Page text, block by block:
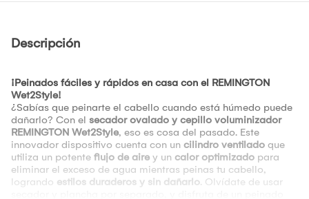
Descripción
¡Peinados fáciles y rápidos en casa con el REMINGTON
Wet2Style!
¿Sabías que peinarte el cabello cuando está húmedo puede
dañarlo? Con el secador ovalado y cepillo voluminizador
REMINGTON Wet2Style, eso es cosa del pasado. Este
innovador dispositivo cuenta con un cilindro ventilado que
utiliza un potente flujo de aire y un calor optimizado para
eliminar el exceso de agua mientras peinas tu cabello,
logrando estilos duraderos y sin dañarlo. Olvídate de usar